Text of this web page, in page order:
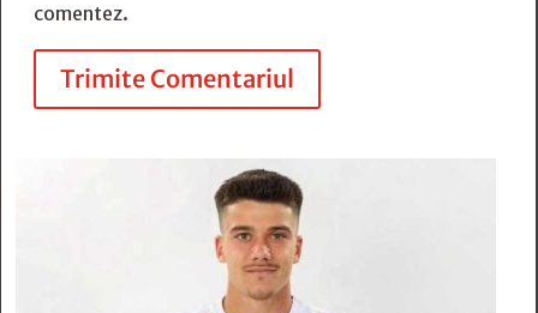
comentez.
Trimite Comentariul